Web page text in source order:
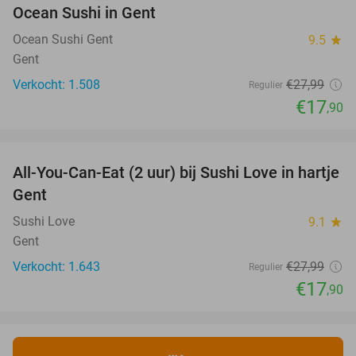
Ocean Sushi in Gent
Ocean Sushi Gent 9.5 star
Gent
Verkocht: 1.508
Regulier €27,99
€17,90
36%
All-You-Can-Eat (2 uur) bij Sushi Love in hartje
Gent
Sushi Love 9.1 star
Gent
Verkocht: 1.643
Regulier €27,99
€17,90